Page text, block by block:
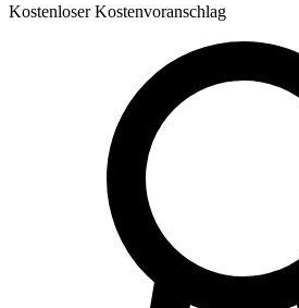
Kostenloser Kostenvoranschlag